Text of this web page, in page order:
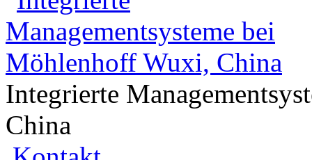
Integrierte
China